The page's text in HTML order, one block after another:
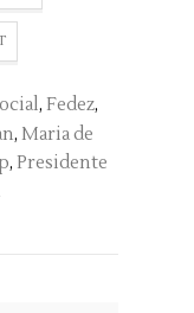
, Fedez,
, Maria de
, Presidente